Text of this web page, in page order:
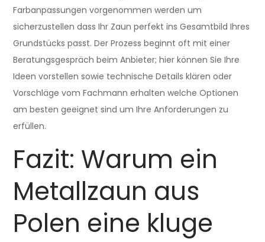
Farbanpassungen vorgenommen werden um
sicherzustellen dass Ihr Zaun perfekt ins Gesamtbild Ihres
Grundstücks passt. Der Prozess beginnt oft mit einer
Beratungsgespräch beim Anbieter; hier können Sie Ihre
Ideen vorstellen sowie technische Details klären oder
Vorschläge vom Fachmann erhalten welche Optionen
am besten geeignet sind um Ihre Anforderungen zu
erfüllen.
Fazit: Warum ein
Metallzaun aus
Polen eine kluge